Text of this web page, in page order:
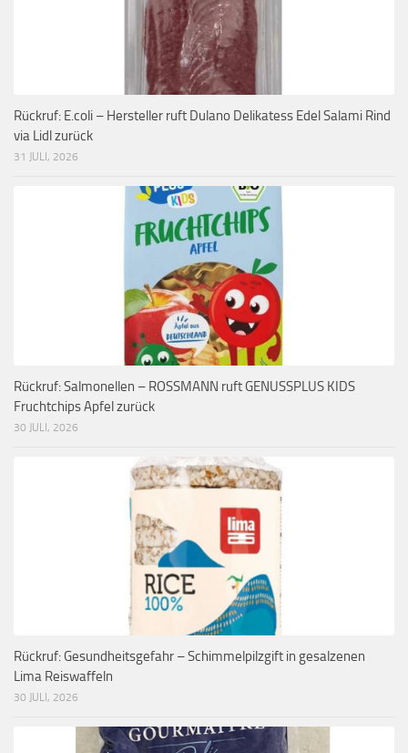
Rückruf: E.coli – Hersteller ruft Dulano Delikatess Edel Salami Rind
via Lidl zurück
31 JULI, 2026
Rückruf: Salmonellen – ROSSMANN ruft GENUSSPLUS KIDS
Fruchtchips Apfel zurück
30 JULI, 2026
Rückruf: Gesundheitsgefahr – Schimmelpilzgift in gesalzenen
Lima Reiswaffeln
30 JULI, 2026